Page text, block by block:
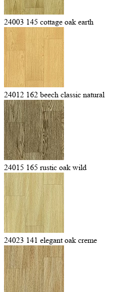
24003 145 cottage oak earth
24012 162 beech classic natural
24015 165 rustic oak wild
24023 141 elegant oak creme